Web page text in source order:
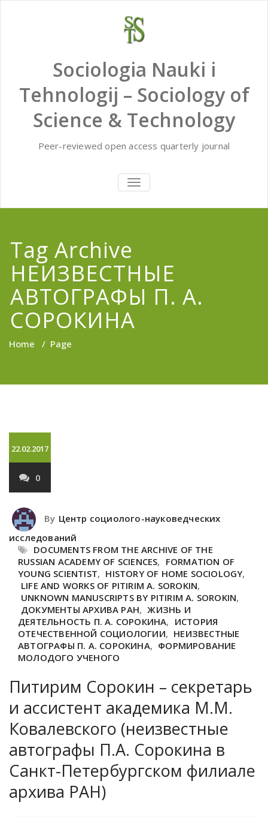
Sociologia Nauki i
Tehnologij – Sociology of
Science & Technology
Peer-reviewed open access quarterly journal
TOGGLE
NAVIGATION
Tag Archive
НЕИЗВЕСТНЫЕ
АВТОГРАФЫ П. А.
СОРОКИНА
Home / Page
22.02.2017
0
By Центр социолого-науковедческих
исследований
DOCUMENTS FROM THE ARCHIVE OF THE
RUSSIAN ACADEMY OF SCIENCES, FORMATION OF
YOUNG SCIENTIST, HISTORY OF HOME SOCIOLOGY,
LIFE AND WORKS OF PITIRIM A. SOROKIN,
UNKNOWN MANUSCRIPTS BY PITIRIM A. SOROKIN,
ДОКУМЕНТЫ АРХИВА РАН, ЖИЗНЬ И
ДЕЯТЕЛЬНОСТЬ П. А. СОРОКИНА, ИСТОРИЯ
ОТЕЧЕСТВЕННОЙ СОЦИОЛОГИИ, НЕИЗВЕСТНЫЕ
АВТОГРАФЫ П. А. СОРОКИНА, ФОРМИРОВАНИЕ
МОЛОДОГО УЧЕНОГО
Питирим Сорокин – секретарь
и ассистент академика М.М.
Ковалевского (неизвестные
автографы П.А. Сорокина в
Санкт-Петербургском филиале
архива РАН)